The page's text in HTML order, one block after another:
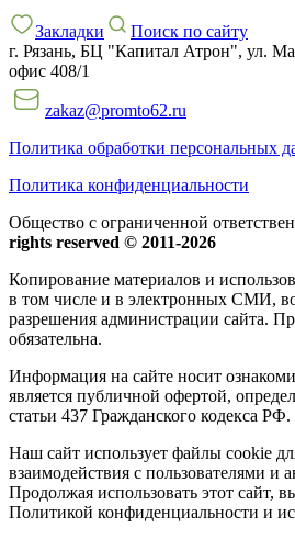
Закладки
Поиск по сайту
г. Рязань, БЦ "Капитал Атрон", ул.
офис 408/1
zakaz@promto62.ru
Политика обработки персональных
Политика конфиденциальности
Общество с ограниченной
rights reserved © 2011-2026
Копирование материалов и
в том числе и в электронных СМИ,
разрешения администрации сайта.
обязательна.
Информация на сайте носит
является публичной офертой,
статьи 437 Гражданского кодекса РФ.
Наш сайт использует файлы cookie
взаимодействия с пользователями и
Продолжая использовать этот сайт,
Политикой конфиденциальности и